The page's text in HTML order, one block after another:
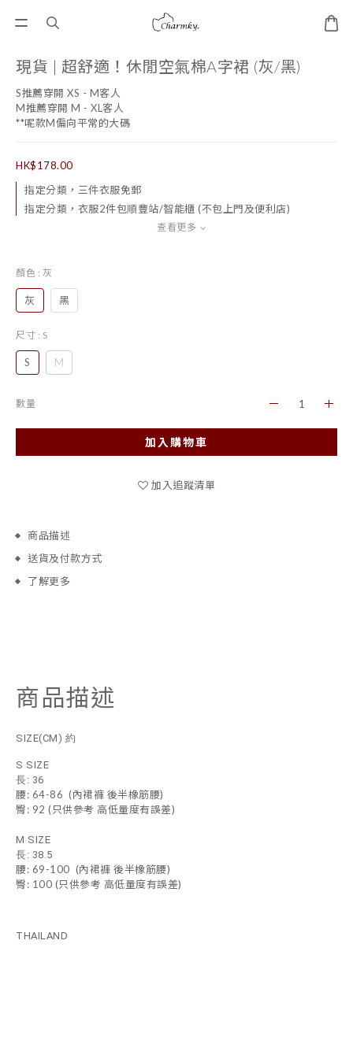
現貨 | 超舒適！休閒空氣棉A字裙 (灰/黑)
S推薦穿開 XS - M客人
M推薦穿開 M - XL客人
**呢款M偏向平常的大碼
HK$178.00
指定分類，三件衣服免郵
指定分類，衣服2件包順豐站/智能櫃 (不包上門及便利店)
查看更多
顏色 : 灰
灰 黑
尺寸 : S
S M
數量
加入購物車
加入追蹤清單
商品描述
送貨及付款方式
了解更多
商品描述
SIZE(CM) 約
S SIZE
長: 36
腰: 64-86 (內裙褲 後半橡筋腰)
臀: 92 (只供參考 高低量度有誤差)
M SIZE
長: 38.5
腰: 69-100 (內裙褲 後半橡筋腰)
臀: 100 (只供參考 高低量度有誤差)
THAILAND